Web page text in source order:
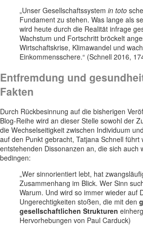
„Unser Gesellschaftssystem in toto
Fundament zu stehen. Was lange als
wird heute durch die Realität infrage
Wachstum und Fortschritt bröckelt
Wirtschaftskrise, Klimawandel und
Einkommensschere.“ (Schnell 2016,
Entfremdung und
Fakten
Durch Rückbesinnung auf die bisherigen
Blog-Reihe wird an dieser Stelle sowohl der
die Wechselseitigkeit zwischen Individuum
auf den Punkt gebracht, Tatjana Schnell führt
entstehenden Dissonanzen an, die sich auch
bedingen:
„Wer sinnorientiert lebt, hat
Zusammenhang im Blick. Wer Sinn
Warum. Und wird so immer wieder auf
Ungerechtigkeiten stoßen, die mit den
gesellschaftlichen Strukturen
Hervorhebungen von Paul Carduck)